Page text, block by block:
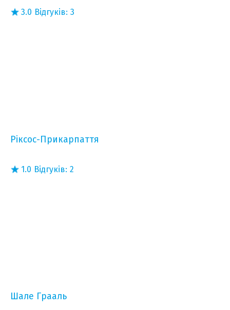
Ріксос-Прикарпаття
3.0 Відгуків: 3
Шале Грааль
1.0 Відгуків: 2